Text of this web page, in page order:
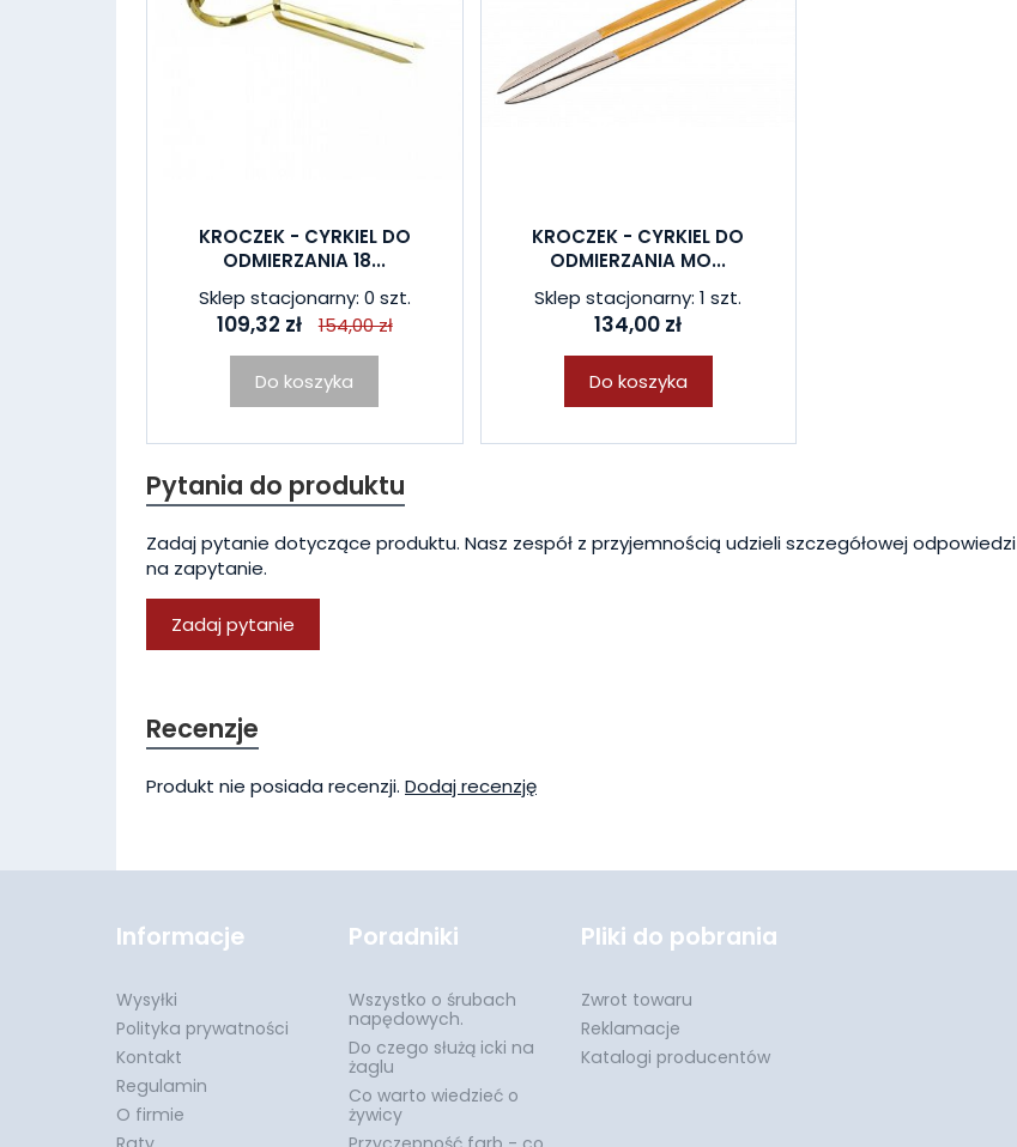
KROCZEK - CYRKIEL DO
ODMIERZANIA 18...
Sklep stacjonarny: 0 szt.
109,32 zł 154,00 zł
Do koszyka
KROCZEK - CYRKIEL DO
ODMIERZANIA MO...
Sklep stacjonarny: 1 szt.
134,00 zł
Do koszyka
Pytania do produktu
Zadaj pytanie dotyczące produktu. Nasz zespół z przyjemnością udzieli szczegółowej odpowiedzi
na zapytanie.
Zadaj pytanie
Recenzje
Produkt nie posiada recenzji. Dodaj recenzję
Informacje
Wysyłki
Polityka prywatności
Kontakt
Regulamin
O firmie
Poradniki
Wszystko o śrubach
napędowych.
Do czego służą icki na
żaglu
Co warto wiedzieć o
żywicy
Pliki do pobrania
Zwrot towaru
Reklamacje
Katalogi producentów